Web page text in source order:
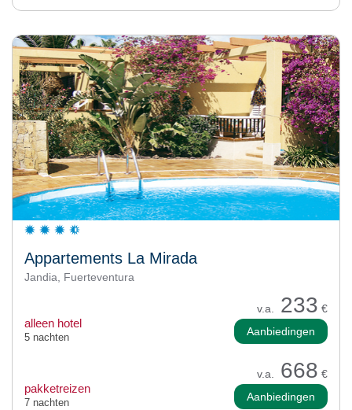
Appartements La Mirada
Jandia, Fuerteventura
v.a. 233 €
alleen hotel
5 nachten Aanbiedingen
v.a. 668 €
pakketreizen
7 nachten Aanbiedingen